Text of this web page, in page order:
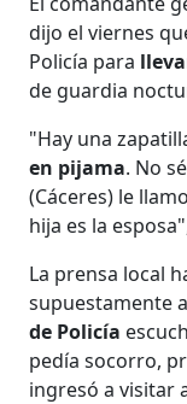
dijo el viernes
Policía para
de guardia
"Hay una
en pijama. No
(Cáceres) le
hija es la
La prensa local
supuestamente
de Policía
pedía socorro,
ingresó a visitar